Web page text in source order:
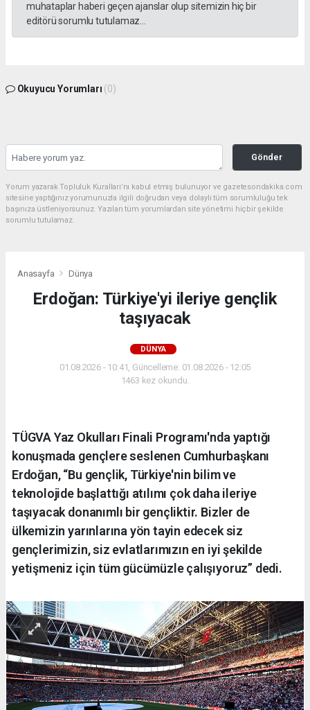
muhataplar haberi geçen ajanslar olup sitemizin hiç bir
editörü sorumlu tutulamaz...
Okuyucu Yorumları (0)
Gönder
Yorum yazarak Topluluk Kuralları’nı kabul etmiş bulunuyor ve gazetesondakika.com
sitesine yaptığınız yorumunuzla ilgili doğrudan veya dolaylı tüm sorumluluğu tek
başınıza üstleniyorsunuz. Yazılan tüm yorumlardan site yönetimi hiçbir şekilde
sorumlu tutulamaz.
Anasayfa Dünya
Erdoğan: Türkiye'yi ileriye gençlik
taşıyacak
DÜNYA
01.08.2026 - 10:41, Güncelleme: 01.08.2026 - 12:05
1463 kez okundu.
TÜGVA Yaz Okulları Finali Programı'nda yaptığı
konuşmada gençlere seslenen Cumhurbaşkanı
Erdoğan, “Bu gençlik, Türkiye'nin bilim ve
teknolojide başlattığı atılımı çok daha ileriye
taşıyacak donanımlı bir gençliktir. Bizler de
ülkemizin yarınlarına yön tayin edecek siz
gençlerimizin, siz evlatlarımızın en iyi şekilde
yetişmeniz için tüm gücümüzle çalışıyoruz” dedi.